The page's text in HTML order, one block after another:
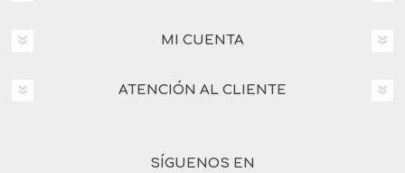
MI CUENTA
ATENCIÓN AL CLIENTE
SÍGUENOS EN